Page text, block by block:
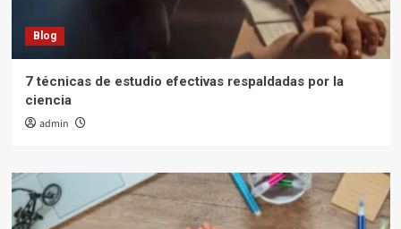
Blog
7 técnicas de estudio efectivas respaldadas por la
ciencia
admin